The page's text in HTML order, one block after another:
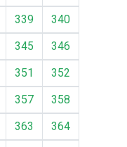
339
340
345
346
351
352
357
358
363
364